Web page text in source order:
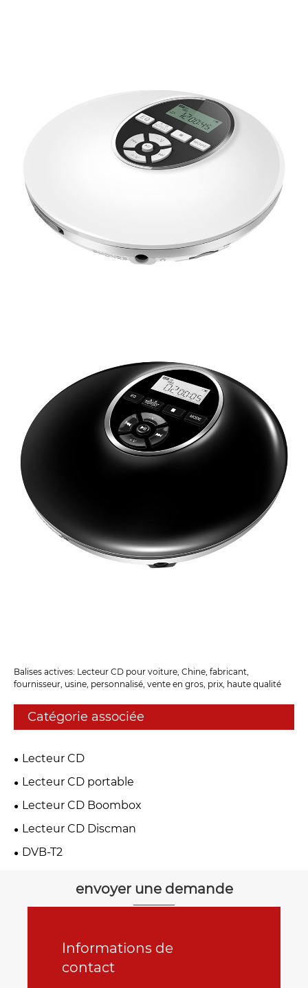
Balises actives: Lecteur CD pour voiture, Chine, fabricant,
fournisseur, usine, personnalisé, vente en gros, prix, haute qualité
Catégorie associée
Lecteur CD
Lecteur CD portable
Lecteur CD Boombox
Lecteur CD Discman
DVB-T2
envoyer une demande
Informations de
contact